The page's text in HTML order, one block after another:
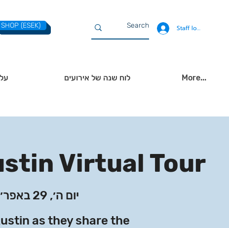
SHOP (ESEK) Staff login
לוח שנה של אירועים More...
Virtual Tour
יום ה׳, 29 באפר׳
as they share the